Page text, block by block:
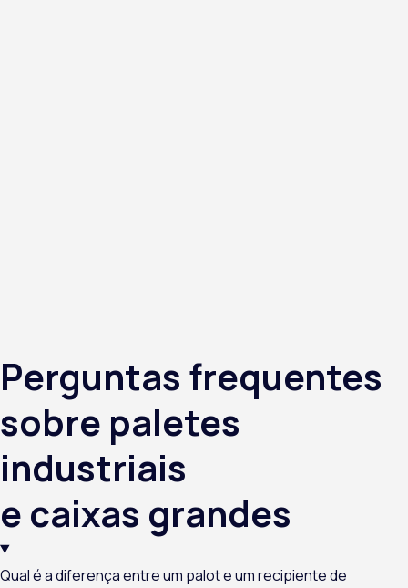
Perguntas frequentes
sobre paletes
industriais
e caixas grandes
Qual é a diferença entre um palot e um recipiente de